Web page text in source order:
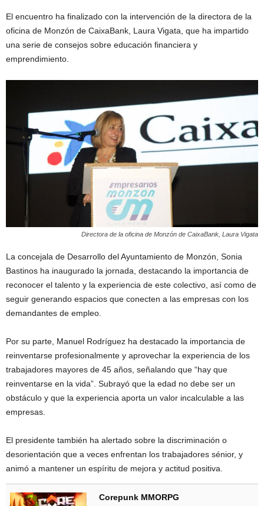
El encuentro ha finalizado con la intervención de la directora de la
oficina de Monzón de CaixaBank, Laura Vigata, que ha impartido
una serie de consejos sobre educación financiera y
emprendimiento.
Directora de la oficina de Monzón de CaixaBank, Laura Vigata
La concejala de Desarrollo del Ayuntamiento de Monzón, Sonia
Bastinos ha inaugurado la jornada, destacando la importancia de
reconocer el talento y la experiencia de este colectivo, así como de
seguir generando espacios que conecten a las empresas con los
demandantes de empleo.
Por su parte, Manuel Rodríguez ha destacado la importancia de
reinventarse profesionalmente y aprovechar la experiencia de los
trabajadores mayores de 45 años, señalando que “hay que
reinventarse en la vida”. Subrayó que la edad no debe ser un
obstáculo y que la experiencia aporta un valor incalculable a las
empresas.
El presidente también ha alertado sobre la discriminación o
desorientación que a veces enfrentan los trabajadores sénior, y
animó a mantener un espíritu de mejora y actitud positiva.
Corepunk MMORPG